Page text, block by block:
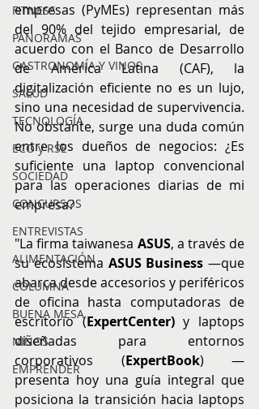
FITNESS
PANORAMAS
GASTRONOMÍA Y VINOS
SALUD
TECNOLOGÍA
ECO y RSE
SOCIEDAD
CONCURSOS
ENTREVISTAS
ALIMENTACIÓN
COLUMNA
BUENA MESA
NIÑOS
EMPRENDER
empresas (PyMEs) representan más
del 90% del tejido empresarial, de
acuerdo con el Banco de Desarrollo
de América Latina (CAF), la
digitalización eficiente no es un lujo,
sino una necesidad de supervivencia.
No obstante, surge una duda común
entre los dueños de negocios: ¿Es
suficiente una laptop convencional
para las operaciones diarias de mi
empresa?
"La firma taiwanesa ASUS, a través de
su ecosistema ASUS Business —que
abarca desde accesorios y periféricos
de oficina hasta computadoras de
escritorio (ExpertCenter) y laptops
diseñadas para entornos
corporativos (ExpertBook) —
presenta hoy una guía integral que
posiciona la transición hacia laptops